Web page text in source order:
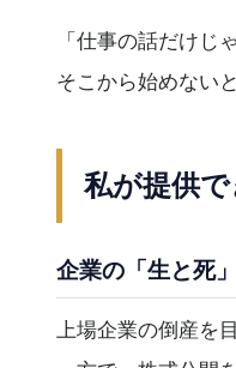
「仕事の話だけじ
そこから始めない
私が提供
企業の「生と死
上場企業の倒産を